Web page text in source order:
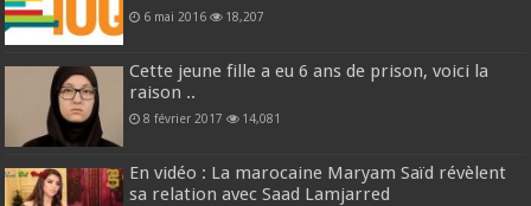
6 mai 2016 18,207
Cette jeune fille a eu 6 ans de prison, voici la
raison ..
8 février 2017 14,081
En vidéo : La marocaine Maryam Saïd révèlent
sa relation avec Saad Lamjarred